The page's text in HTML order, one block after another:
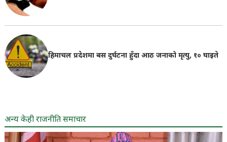
हिमाचल प्रदेशमा बस दुर्घटना हुँदा आठ जनाको मृत्यु, १० घाइते
अन्य केही राजनीति समाचार